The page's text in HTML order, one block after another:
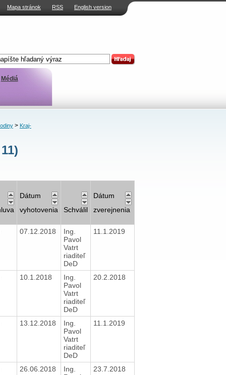
Mapa stránok RSS English version
Médiá
> Kraj-
Dátum
vyhotovenia
Schválil
Dátum
zverejnenia
07.12.2018
Ing.
Pavol
Vatrt
riaditeľ
DeD
11.1.2019
10.1.2018
Ing.
Pavol
Vatrt
riaditeľ
DeD
20.2.2018
13.12.2018
Ing.
Pavol
Vatrt
riaditeľ
DeD
11.1.2019
26.06.2018
Ing.
23.7.2018